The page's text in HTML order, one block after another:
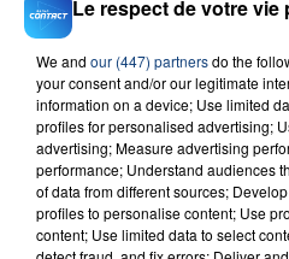
D'AUTRES JEUX
Le respect de votre
We and our (447) partnersdo the
your consent and/or our legitimate
information on a device; Use limited
profiles for personalised advertising;
advertising; Measure advertising
performance; Understand audiences
of data from different sources;
profiles to personalise content; Use
content; Use limited data to select